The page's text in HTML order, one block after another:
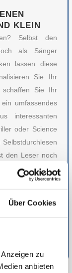
Über Cookies
zu
anbieten
KLEIN
Selbst den
als Sänger
lassen diese
Sie Ihr
schaffen Sie Ihr
umfassendes
interessanten
oder Science
den Leser noch